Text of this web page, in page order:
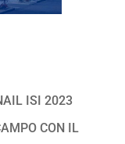
ISI 2023
CON IL